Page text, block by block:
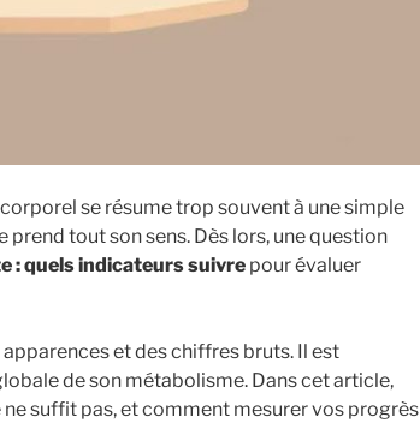
corporel se résume trop souvent à une simple
prend tout son sens. Dès lors, une question
: quels indicateurs suivre pour évaluer
et des chiffres bruts. Il est
de son métabolisme. Dans cet article,
suffit pas, et comment mesurer vos progrès